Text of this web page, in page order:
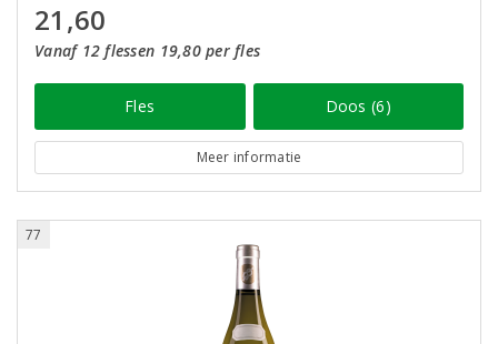
21,60
Vanaf 12 flessen 19,80 per fles
Fles Doos (6)
Meer informatie
77